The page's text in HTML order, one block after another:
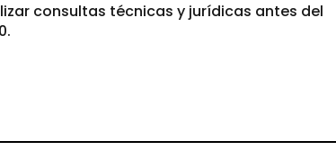
consultas técnicas y jurídicas antes del